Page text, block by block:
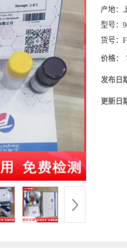
产地：
型号：
货号：
价格：
发布日
更新日